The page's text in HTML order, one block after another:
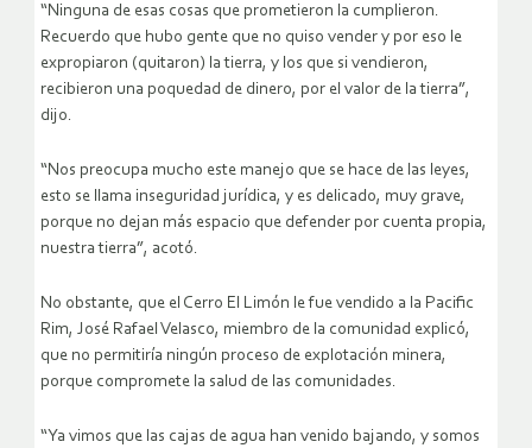
“Ninguna de esas cosas que prometieron la cumplieron.
Recuerdo que hubo gente que no quiso vender y por eso le
expropiaron (quitaron) la tierra, y los que si vendieron,
recibieron una poquedad de dinero, por el valor de la tierra”,
dijo.
“Nos preocupa mucho este manejo que se hace de las leyes,
esto se llama inseguridad jurídica, y es delicado, muy grave,
porque no dejan más espacio que defender por cuenta propia,
nuestra tierra”, acotó.
No obstante, que el Cerro El Limón le fue vendido a la Pacific
Rim, José Rafael Velasco, miembro de la comunidad explicó,
que no permitiría ningún proceso de explotación minera,
porque compromete la salud de las comunidades.
“Ya vimos que las cajas de agua han venido bajando, y somos